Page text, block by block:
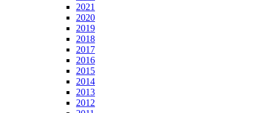
2021
2020
2019
2018
2017
2016
2015
2014
2013
2012